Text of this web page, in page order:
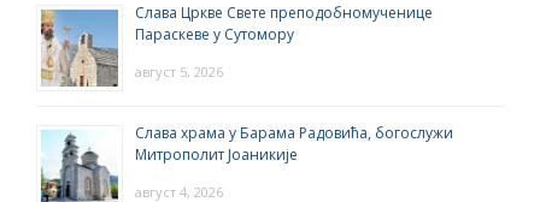
Слава Цркве Свете преподобномученице
Параскеве у Сутомору
август 5, 2026
Слава храма у Барама Радовића, богослужи
Митрополит Јоаникије
август 4, 2026